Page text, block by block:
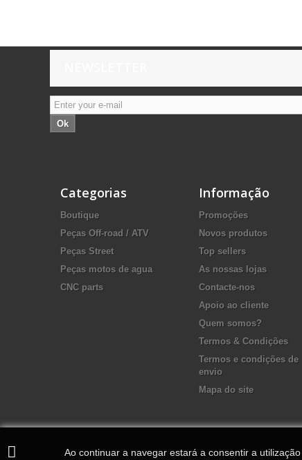
Ok
Categorias
Boutique
Peças Off-road / ATV
Peças Street
Peças motos de agua
CNC parts
Informação
Promoções
Novos produtos
Top sellers
As nossas lojas
Contacte-nos
Apoio ao cliente
Quem somos?
Termos & Condições
Termos e condições de
envio
Mapa do site
Ao continuar a navegar estará a consentir a